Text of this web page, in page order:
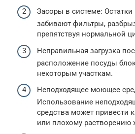
Засоры в системе:
забивают фильтры,
препятствуя нормальной
Неправильная загрузка
расположение посуды
некоторым участкам.
Неподходящее моющее
Использование
средства может привести
или плохому растворению